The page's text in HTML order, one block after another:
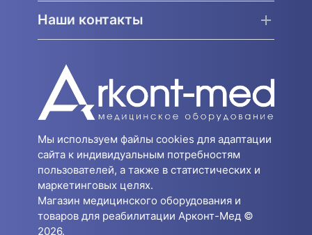
Наши контакты
Мы используем файлы cookies для адаптации
сайта к индивидуальным потребностям
пользователей, а также в статистических и
маркетинговых целях.
Магазин медицинского оборудования и
товаров для реабилитации Арконт-Мед ©
2026.